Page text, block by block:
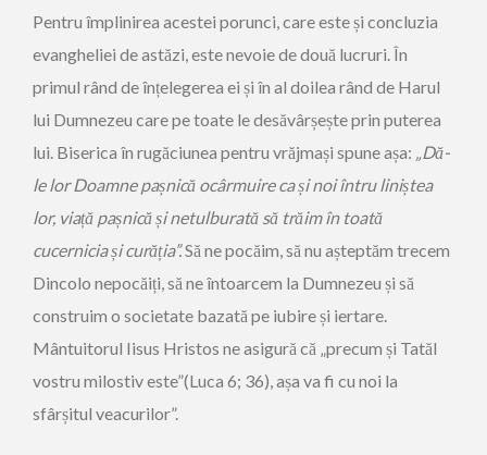
Pentru împlinirea acestei porunci, care este și concluzia
evangheliei de astăzi, este nevoie de două lucruri. În
primul rând de înțelegerea ei și în al doilea rând de Harul
lui Dumnezeu care pe toate le desăvârșește prin puterea
lui. Biserica în rugăciunea pentru vrăjmași spune așa: „Dă-
le lor Doamne pașnică ocârmuire ca și noi întru liniștea
lor, viață pașnică și netulburată să trăim în toată
cucernicia și curăția”.Să ne pocăim, să nu așteptăm trecem
Dincolo nepocăiți, să ne întoarcem la Dumnezeu și să
construim o societate bazată pe iubire și iertare.
Mântuitorul Iisus Hristos ne asigură că „precum și Tatăl
vostru milostiv este”(Luca 6; 36), așa va fi cu noi la
sfârșitul veacurilor”.